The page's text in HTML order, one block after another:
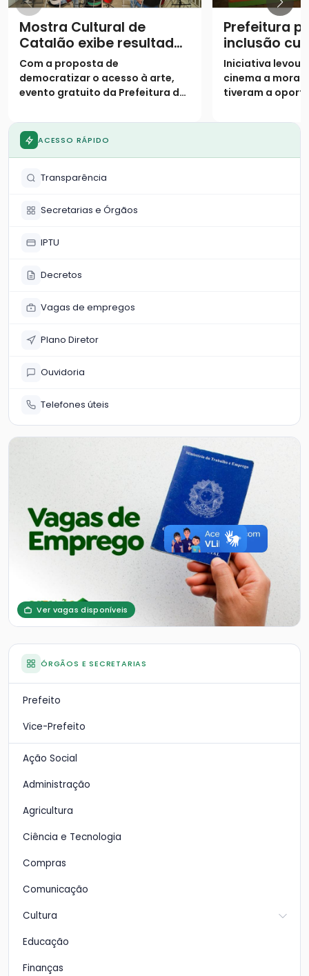
Mostra Cultural de
Catalão exibe resultados
de oficinas semestrais
Com a proposta de
democratizar o acesso à arte,
evento gratuito da Prefeitura de
semestral nesta quarta-feira
Prefeitura
inclusão
projeto
Bem” no
Iniciativa levou
cinema a
tiveram a
exibição
ACESSO RÁPIDO
Transparência
Secretarias e Órgãos
IPTU
Decretos
Vagas de empregos
Plano Diretor
Ouvidoria
Telefones úteis
Ver vagas disponíveis
ÓRGÃOS E SECRETARIAS
Prefeito
Vice-Prefeito
Ação Social
Administração
Agricultura
Ciência e Tecnologia
Compras
Comunicação
Cultura
Educação
Finanças